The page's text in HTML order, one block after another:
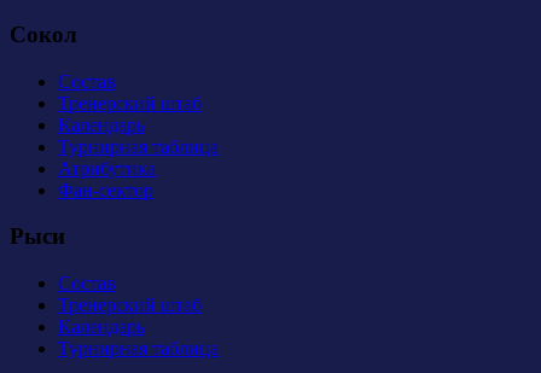
Сокол
Состав
Тренерский штаб
Календарь
Турнирная таблица
Атрибутика
Фан-сектор
Рыси
Состав
Тренерский штаб
Календарь
Турнирная таблица